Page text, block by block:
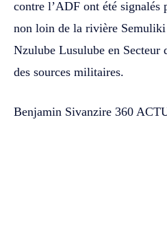
contre l’ADF ont été
non loin de la rivière
Nzulube Lusulube en Secteur
des sources militaires.
Benjamin Sivanzire 360